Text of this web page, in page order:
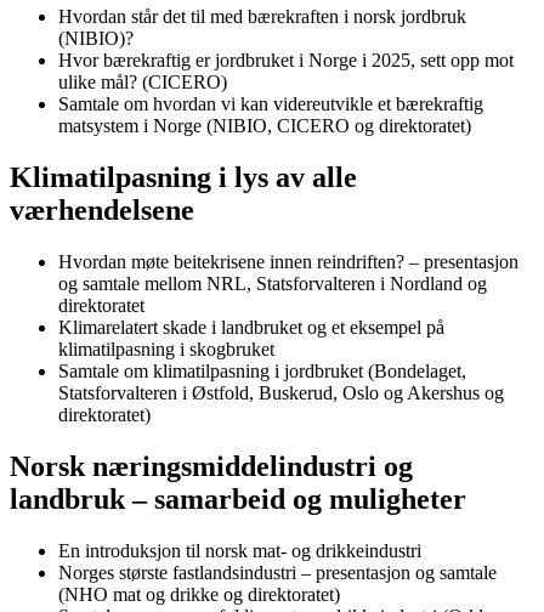
Hvordan står det til med bærekraften i norsk jordbruk
(NIBIO)?
Hvor bærekraftig er jordbruket i Norge i 2025, sett opp mot
ulike mål? (CICERO)
Samtale om hvordan vi kan videreutvikle et bærekraftig
matsystem i Norge (NIBIO, CICERO og direktoratet)
Klimatilpasning i lys av alle
værhendelsene
Hvordan møte beitekrisene innen reindriften? – presentasjon
og samtale mellom NRL, Statsforvalteren i Nordland og
direktoratet
Klimarelatert skade i landbruket og et eksempel på
klimatilpasning i skogbruket
Samtale om klimatilpasning i jordbruket (Bondelaget,
Statsforvalteren i Østfold, Buskerud, Oslo og Akershus og
direktoratet)
Norsk næringsmiddelindustri og
landbruk – samarbeid og muligheter
En introduksjon til norsk mat- og drikkeindustri
Norges største fastlandsindustri – presentasjon og samtale
(NHO mat og drikke og direktoratet)